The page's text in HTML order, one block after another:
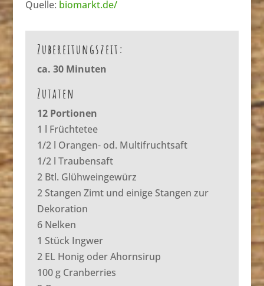
Quelle: biomarkt.de/
Zubereitungszeit:
ca. 30 Minuten
Zutaten
12 Portionen
1 l Früchtetee
1/2 l Orangen- od. Multifruchtsaft
1/2 l Traubensaft
2 Btl. Glühweingewürz
2 Stangen Zimt und einige Stangen zur
Dekoration
6 Nelken
1 Stück Ingwer
2 EL Honig oder Ahornsirup
100 g Cranberries